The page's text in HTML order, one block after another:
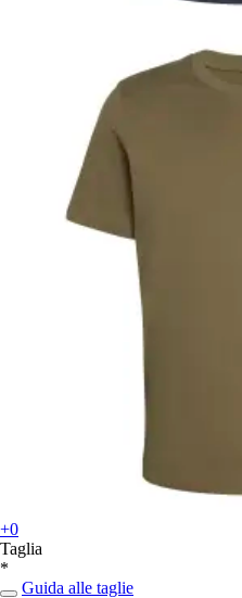
+0
Taglia
*
Guida alle taglie